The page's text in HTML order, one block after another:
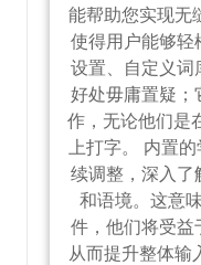
能帮助您实现无
使得用户能够轻
设置、自定义词
好处毋庸置疑
作，无论他们是
上打字。 内置
续调整，深入
和语境。这意
件，他们将受益
从而提升整体输